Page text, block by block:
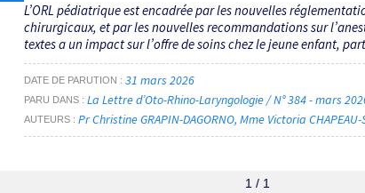
L’ORL pédiatrique est encadrée par les nouvelles
chirurgicaux, et par les nouvelles recommandations sur
textes a un impact sur l’offre de soins chez le jeune enfant,
DATE DE PARUTION 31 mars 2026
PARU DANS La Lettre d’Oto-Rhino-Laryngologie / N° 384 - mars
AUTEURS Pr Christine GRAPIN-DAGORNO Mme Victoria CHAPEAU-
1 / 1